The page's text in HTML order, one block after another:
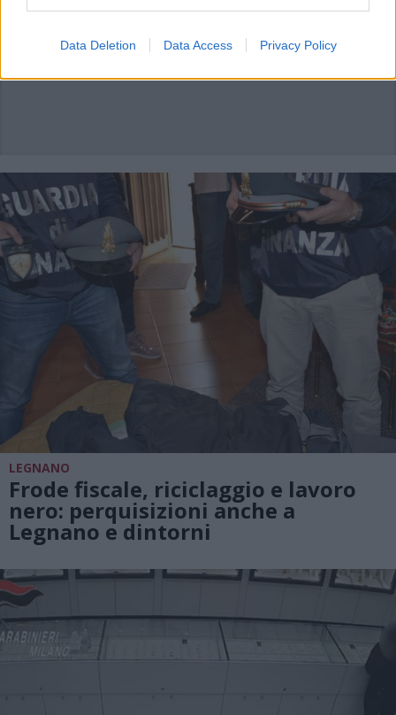
Data Deletion Data Access Privacy Policy
LEGNANO
Frode fiscale, riciclaggio e lavoro
nero: perquisizioni anche a
Legnano e dintorni